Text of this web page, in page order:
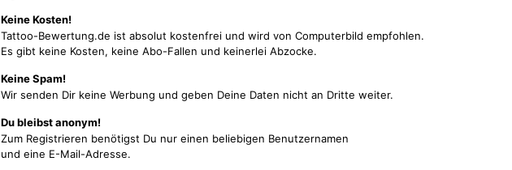
Keine Kosten!
Tattoo-Bewertung.de ist absolut kostenfrei und wird von Computerbild empfohlen.
Es gibt keine Kosten, keine Abo-Fallen und keinerlei Abzocke.
Keine Spam!
Wir senden Dir keine Werbung und geben Deine Daten nicht an Dritte weiter.
Du bleibst anonym!
Zum Registrieren benötigst Du nur einen beliebigen Benutzernamen
und eine E-Mail-Adresse.